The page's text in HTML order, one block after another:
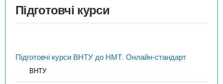
Підготовчі курси
Підготовчі курси ВНТУ до НМТ. Онлайн-стандарт
ВНТУ